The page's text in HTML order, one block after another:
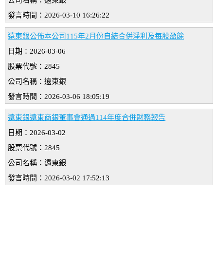
發言時間：2026-03-10 16:26:22
遠東銀公佈本公司115年2月份自結合併淨利及每股盈餘
日期：2026-03-06
股票代號：2845
公司名稱：遠東銀
發言時間：2026-03-06 18:05:19
遠東銀遠東商銀董事會通過114年度合併財務報告
日期：2026-03-02
股票代號：2845
公司名稱：遠東銀
發言時間：2026-03-02 17:52:13